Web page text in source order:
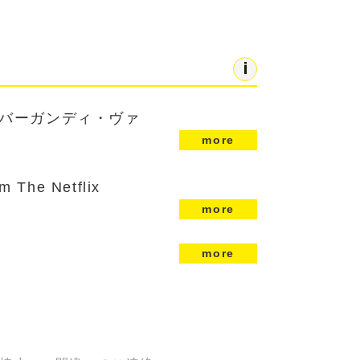
ーガンディ・ヴァ
more
The Netflix
more
more